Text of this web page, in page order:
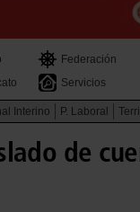
Federación
Servicios
Interino P. Laboral
de